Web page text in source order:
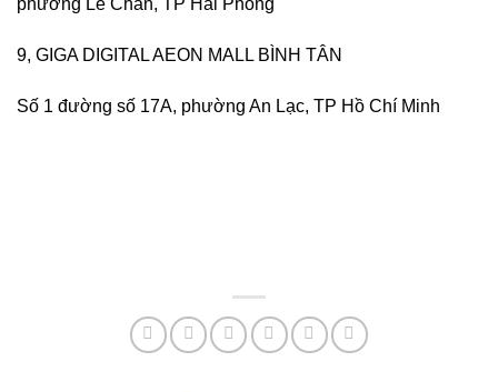
phường Lê Chân, TP Hải Phòng
9, GIGA DIGITAL AEON MALL BÌNH TÂN
Số 1 đường số 17A, phường An Lạc, TP Hồ Chí Minh